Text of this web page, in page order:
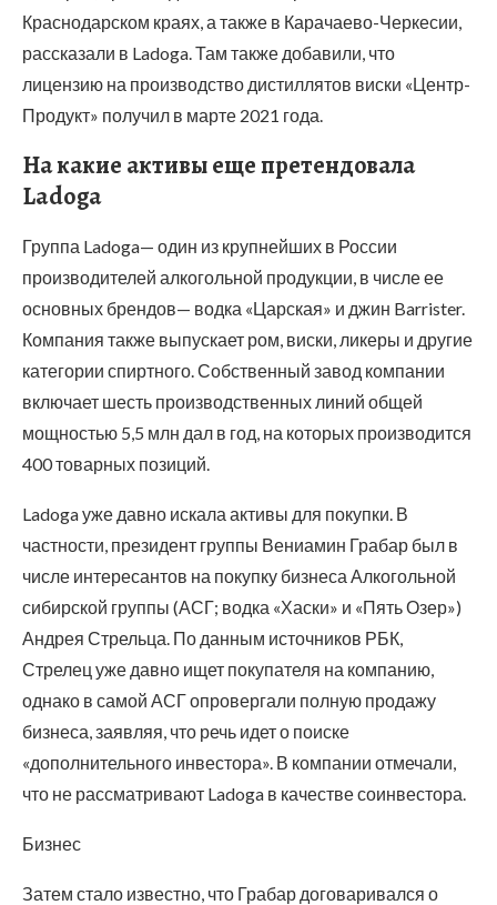
Краснодарском краях, а также в Карачаево-Черкесии,
рассказали в Ladoga. Там также добавили, что
лицензию на производство дистиллятов виски «Центр-
Продукт» получил в марте 2021 года.
На какие активы еще претендовала
Ladoga
Группа Ladoga— один из крупнейших в России
производителей алкогольной продукции, в числе ее
основных брендов— водка «Царская» и джин Barrister.
Компания также выпускает ром, виски, ликеры и другие
категории спиртного. Собственный завод компании
включает шесть производственных линий общей
мощностью 5,5 млн дал в год, на которых производится
400 товарных позиций.
Ladoga уже давно искала активы для покупки. В
частности, президент группы Вениамин Грабар был в
числе интересантов на покупку бизнеса Алкогольной
сибирской группы (АСГ; водка «Хаски» и «Пять Озер»)
Андрея Стрельца. По данным источников РБК,
Стрелец уже давно ищет покупателя на компанию,
однако в самой АСГ опровергали полную продажу
бизнеса, заявляя, что речь идет о поиске
«дополнительного инвестора». В компании отмечали,
что не рассматривают Ladoga в качестве соинвестора.
Бизнес
Затем стало известно, что Грабар договаривался о